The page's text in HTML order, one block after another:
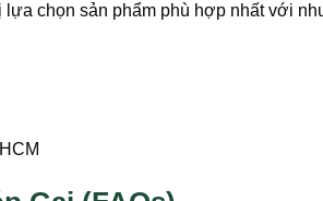
lựa chọn sản phẩm phù hợp nhất với